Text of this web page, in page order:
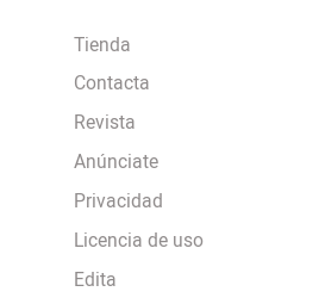
Tienda
Contacta
Revista
Anúnciate
Privacidad
Licencia de uso
Edita